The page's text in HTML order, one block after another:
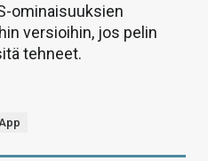
ominaisuuksien
versioihin, jos pelin
tehneet.